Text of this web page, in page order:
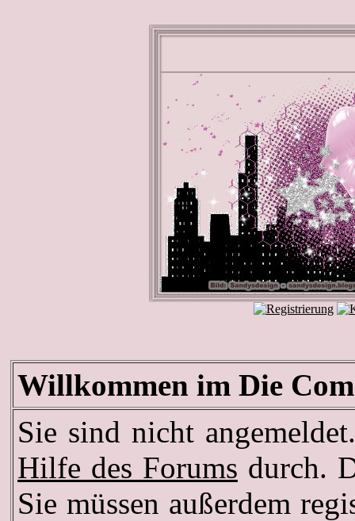
Willkommen im Die
Sie sind nicht
Hilfe des Forums durch.
Sie müssen außerdem